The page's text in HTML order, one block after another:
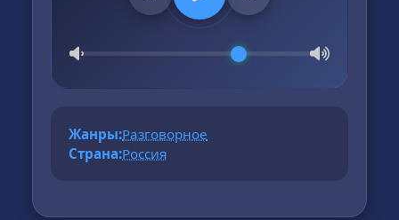
Жанры:Разговорное
Страна:Россия